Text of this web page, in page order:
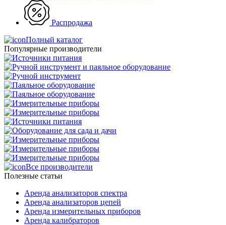
Распродажа
Полный каталог
Популярные производители
Все производители
Полезные статьи
Аренда анализаторов спектра
Аренда анализаторов цепей
Аренда измерительных приборов
Аренда калибраторов